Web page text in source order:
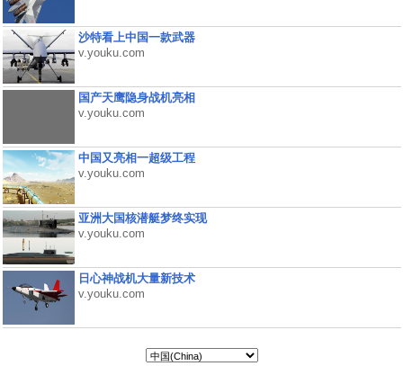
沙特看上中国一款武器
v.youku.com
国产天鹰隐身战机亮相
v.youku.com
中国又亮相一超级工程
v.youku.com
亚洲大国核潜艇梦终实现
v.youku.com
日心神战机大量新技术
v.youku.com